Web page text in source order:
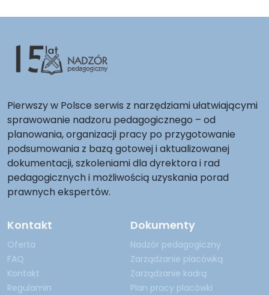
Pierwszy w Polsce serwis z narzędziami ułatwiającymi
sprawowanie nadzoru pedagogicznego – od
planowania, organizacji pracy po przygotowanie
podsumowania z bazą gotowej i aktualizowanej
dokumentacji, szkoleniami dla dyrektora i rad
pedagogicznych i możliwością uzyskania porad
prawnych ekspertów.
Kontakt
Oferta
FAQ
Kontakt
Regulamin
Dokumenty
Nadzór pedagogiczny
Zarządzanie placówką
Zarządzanie kadrą
Plan pracy placówki